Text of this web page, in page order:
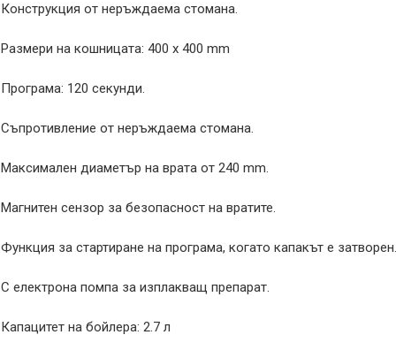
Конструкция от неръждаема стомана.
Размери на кошницата: 400 х 400 mm
Програма: 120 секунди.
Съпротивление от неръждаема стомана.
Максимален диаметър на врата от 240 mm.
Магнитен сензор за безопасност на вратите.
Функция за стартиране на програма, когато капакът е затворен.
С електрона помпа за изплакващ препарат.
Капацитет на бойлера: 2.7 л